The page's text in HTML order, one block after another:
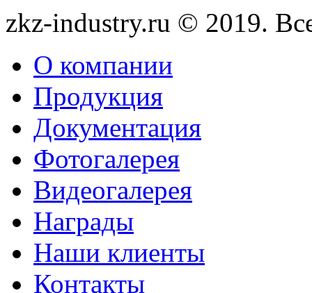
zkz-industry.ru © 2019.
О компании
Продукция
Документация
Фотогалерея
Видеогалерея
Награды
Наши клиенты
Контакты